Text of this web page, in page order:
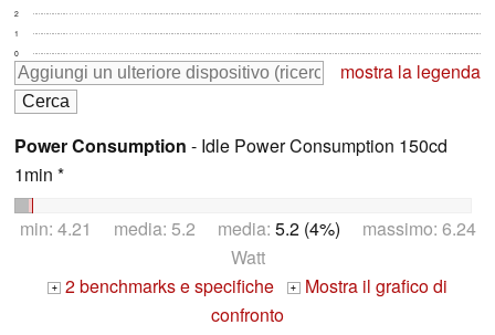
0
1
2
mostra la legenda
Power Consumption - Idle Power Consumption 150cd
1min *
min: 4.21 media: 5.2 media: 5.2 (4%) massimo: 6.24
Watt
+ 2 benchmarks e specifiche + Mostra il grafico di
confronto